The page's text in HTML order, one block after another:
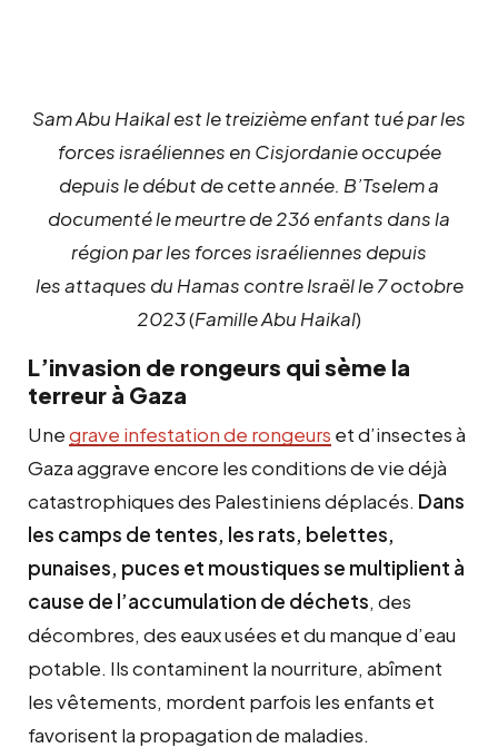
Sam Abu Haikal est le treizième enfant tué par les
forces israéliennes en Cisjordanie occupée
depuis le début de cette année. B’Tselem a
documenté le meurtre de 236 enfants dans la
région par les forces israéliennes depuis
les attaques du Hamas contre Israël le 7 octobre
2023(Famille Abu Haikal)
L’invasion de rongeurs qui sème la
terreur à Gaza
Unegrave infestation de rongeurs et d’insectes à
Gaza aggrave encore les conditions de vie déjà
catastrophiques des Palestiniens déplacés. Dans
les camps de tentes, les rats, belettes,
punaises, puces et moustiques se multiplient à
cause de l’accumulation de déchets, des
décombres, des eaux usées et du manque d’eau
potable. Ils contaminent la nourriture, abîment
les vêtements, mordent parfois les enfants et
favorisent la propagation de maladies.